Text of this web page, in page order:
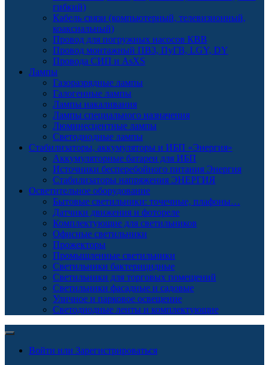
гибкий)
Кабель связи (компьютерный, телевизионный,
коаксиальный)
Провод для погружных насосов КВВ
Провод монтажный ПВЗ, ПуГВ, LGY, DY
Провода СИП и AsXS
Лампы
Газоразрядные лампы
Галогенные лампы
Лампы накаливания
Лампы специального назначения
Люминесцентные лампы
Светодиодные лампы
Стабилизаторы, аккумуляторы и ИБП «Энергия»
Аккумуляторные батареи для ИБП
Источники бесперебойного питания Энергия
Стабилизаторы напряжения ЭНЕРГИЯ
Осветительное оборудование
Бытовые светильники: точечные, плафоны…
Датчики движения и фотореле
Комплектующие для светильников
Офисные светильники
Прожекторы
Промышленные светильники
Светильники бактерицидные
Светильники для торговых помещений
Светильники фасадные и садовые
Уличное и парковое освещение
Светодиодные ленты и комплектующие
Войти или Зарегистрироваться